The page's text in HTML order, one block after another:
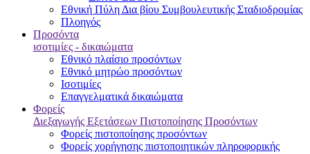
Εθνική Πύλη Δια βίου Συμβουλευτικής Σταδιοδρομίας
Πλοηγός
Προσόντα
ισοτιμίες - δικαιώματα
Εθνικό πλαίσιο προσόντων
Εθνικό μητρώο προσόντων
Ισοτιμίες
Επαγγελματικά δικαιώματα
Φορείς
Διεξαγωγής Εξετάσεων Πιστοποίησης Προσόντων
Φορείς πιστοποίησης προσόντων
Φορείς χορήγησης πιστοποιητικών πληροφορικής